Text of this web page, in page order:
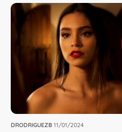
DRODRIGUEZB 11/01/2024